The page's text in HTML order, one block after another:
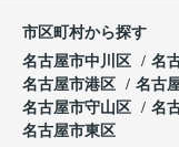
市区町村から探す
名古屋市中川区
名
名古屋市港区
名古
名古屋市守山区
名
名古屋市東区